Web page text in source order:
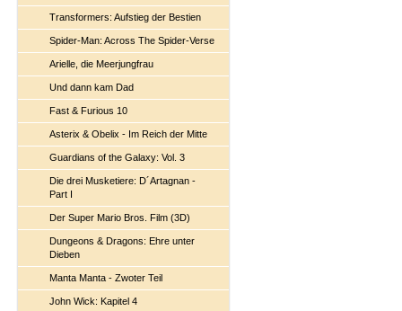
Transformers: Aufstieg der Bestien
Spider-Man: Across The Spider-Verse
Arielle, die Meerjungfrau
Und dann kam Dad
Fast & Furious 10
Asterix & Obelix - Im Reich der Mitte
Guardians of the Galaxy: Vol. 3
Die drei Musketiere: D´Artagnan -
Part I
Der Super Mario Bros. Film (3D)
Dungeons & Dragons: Ehre unter
Dieben
Manta Manta - Zwoter Teil
John Wick: Kapitel 4